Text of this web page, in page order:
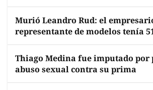
Murió Leandro Rud: el
representante de modelos tenía
Thiago Medina fue imputado por
abuso sexual contra su prima